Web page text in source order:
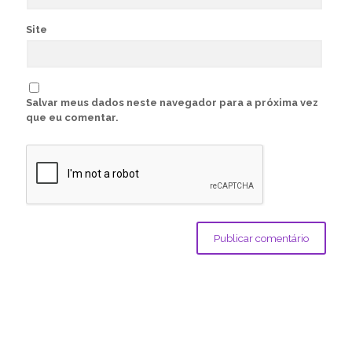
Site
Salvar meus dados neste navegador para a próxima vez
que eu comentar.